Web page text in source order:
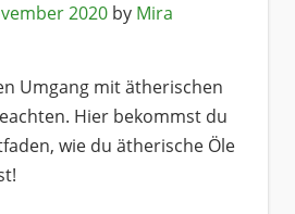
2020 by Mira
Umgang mit ätherischen
Hier bekommst du
wie du ätherische Öle